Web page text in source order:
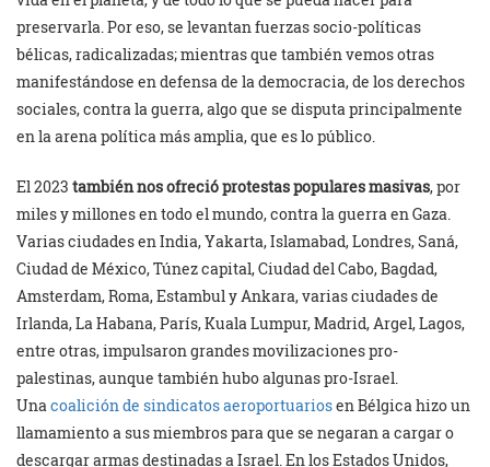
preservarla. Por eso, se levantan fuerzas socio-políticas
bélicas, radicalizadas; mientras que también vemos otras
manifestándose en defensa de la democracia, de los derechos
sociales, contra la guerra, algo que se disputa principalmente
en la arena política más amplia, que es lo público.
El 2023 también nos ofreció protestas populares masivas, por
miles y millones en todo el mundo, contra la guerra en Gaza.
Varias ciudades en India, Yakarta, Islamabad, Londres, Saná,
Ciudad de México, Túnez capital, Ciudad del Cabo, Bagdad,
Amsterdam, Roma, Estambul y Ankara, varias ciudades de
Irlanda, La Habana, París, Kuala Lumpur, Madrid, Argel, Lagos,
entre otras, impulsaron grandes movilizaciones pro-
palestinas, aunque también hubo algunas pro-Israel.
Unacoalición de sindicatos aeroportuariosen Bélgica hizo un
llamamiento a sus miembros para que se negaran a cargar o
descargar armas destinadas a Israel. En los Estados Unidos,